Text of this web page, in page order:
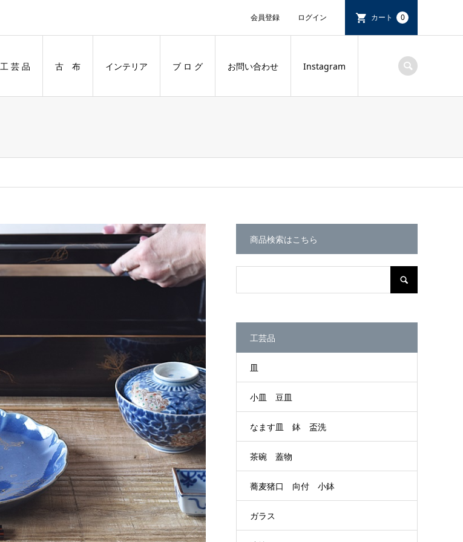
会員登録 ログイン カート 0
工 芸 品 古 布 インテリア ブ ロ グ お問い合わせ Instagram
商品検索はこちら
工芸品
皿
小皿 豆皿
なます皿 鉢 盃洗
茶碗 蓋物
蕎麦猪口 向付 小鉢
ガラス